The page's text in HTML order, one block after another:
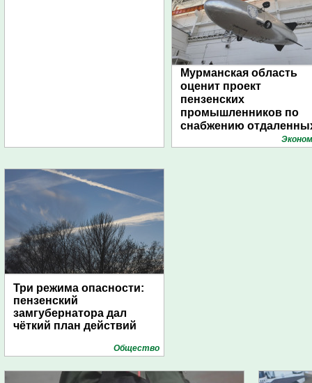
Мурманская область
оценит проект
пензенских
промышленников по
снабжению
поселений с помощью
Три режима опасности:
пензенский
замгубернатора дал
чёткий план действий
Общество